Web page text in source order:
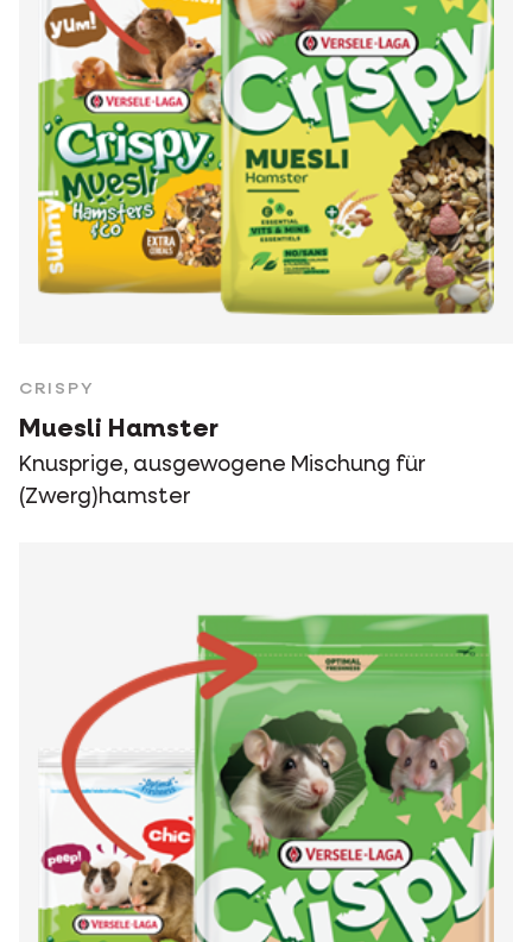
CRISPY
Muesli Hamster
Knusprige, ausgewogene Mischung für
(Zwerg)hamster